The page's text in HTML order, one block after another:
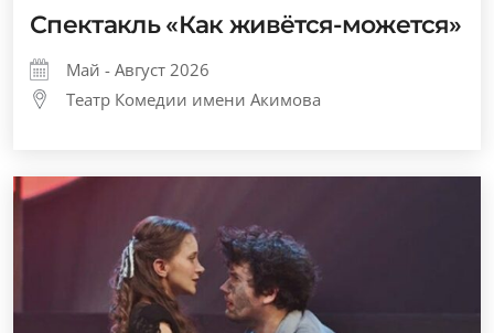
Спектакль «Как живётся-можется»
Май - Август 2026
Театр Комедии имени Акимова